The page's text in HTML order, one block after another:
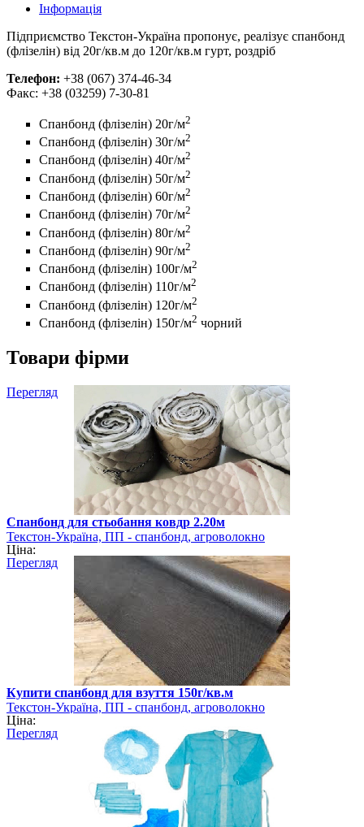
Інформація
Підприємство Текстон-Україна пропонує, реалізує спанбонд
(флізелін) від 20г/кв.м до 120г/кв.м гурт, роздріб
Телефон: +38 (067) 374-46-34
Факс: +38 (03259) 7-30-81
Спанбонд (флізелін) 20г/м2
Спанбонд (флізелін) 30г/м2
Спанбонд (флізелін) 40г/м2
Спанбонд (флізелін) 50г/м2
Спанбонд (флізелін) 60г/м2
Спанбонд (флізелін) 70г/м2
Спанбонд (флізелін) 80г/м2
Спанбонд (флізелін) 90г/м2
Спанбонд (флізелін) 100г/м2
Спанбонд (флізелін) 110г/м2
Спанбонд (флізелін) 120г/м2
Спанбонд (флізелін) 150г/м2 чорний
Товари фірми
Перегляд
Спанбонд для стьобання ковдр 2.20м
Текстон-Україна, ПП - спанбонд, агроволокно
Ціна:
Перегляд
Купити спанбонд для взуття 150г/кв.м
Текстон-Україна, ПП - спанбонд, агроволокно
Ціна:
Перегляд